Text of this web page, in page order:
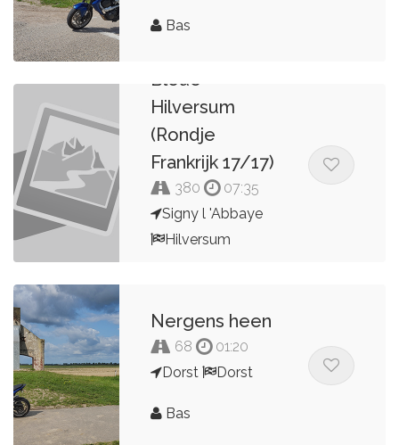
Bas
Bleue -
Hilversum
(Rondje
Frankrijk 17/17)
380
07:35
Signy l 'Abbaye
Hilversum
Nergens heen
68
01:20
Dorst
Dorst
Bas